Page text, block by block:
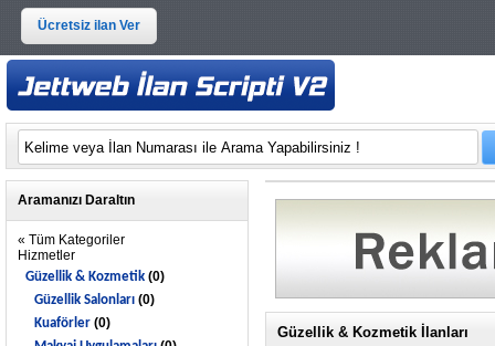
Ücretsiz ilan Ver
Aramanızı Daraltın
« Tüm Kategoriler
Hizmetler
Güzellik & Kozmetik (0)
Güzellik Salonları (0)
Kuaförler (0)
Güzellik & Kozmetik İlanları